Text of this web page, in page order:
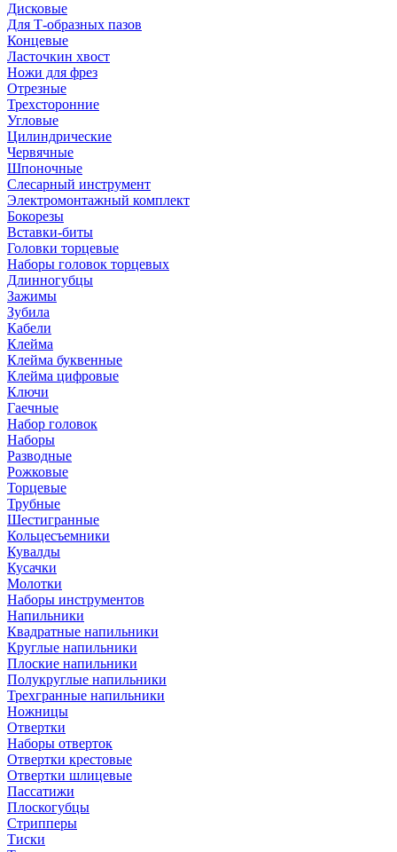
Дисковые
Для Т-образных пазов
Концевые
Ласточкин хвост
Ножи для фрез
Отрезные
Трехсторонние
Угловые
Цилиндрические
Червячные
Шпоночные
Слесарный инструмент
Электромонтажный комплект
Бокорезы
Вставки-биты
Головки торцевые
Наборы головок торцевых
Длинногубцы
Зажимы
Зубила
Кабели
Клейма
Клейма буквенные
Клейма цифровые
Ключи
Гаечные
Набор головок
Наборы
Разводные
Рожковые
Торцевые
Трубные
Шестигранные
Кольцесъемники
Кувалды
Кусачки
Молотки
Наборы инструментов
Напильники
Квадратные напильники
Круглые напильники
Плоские напильники
Полукруглые напильники
Трехгранные напильники
Ножницы
Отвертки
Наборы отверток
Отвертки крестовые
Отвертки шлицевые
Пассатижи
Плоскогубцы
Стрипперы
Тиски